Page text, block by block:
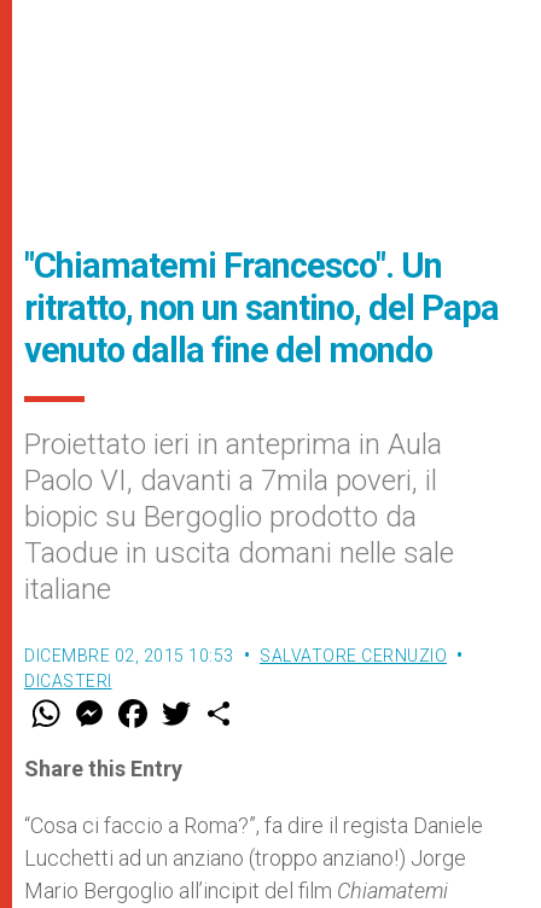
"Chiamatemi Francesco". Un
ritratto, non un santino, del Papa
venuto dalla fine del mondo
Proiettato ieri in anteprima in Aula
Paolo VI, davanti a 7mila poveri, il
biopic su Bergoglio prodotto da
Taodue in uscita domani nelle sale
italiane
DICEMBRE 02, 2015 10:53
SALVATORE CERNUZIO
DICASTERI
W
t
s
p
p
M
e
s
e
g
e
r
F
a
e
b
o
k
w
r
Share this Entry
“Cosa ci faccio a Roma?”, fa dire il regista Daniele
Lucchetti ad un anziano (troppo anziano!) Jorge
Mario Bergoglio all’incipit del film Chiamatemi